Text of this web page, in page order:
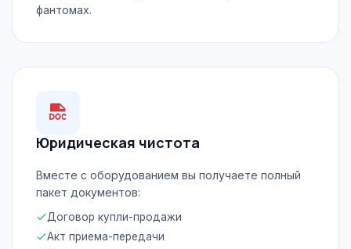
фантомах.
Юридическая чистота
Вместе с оборудованием вы получаете полный
пакет документов:
Договор купли-продажи
Акт приема-передачи